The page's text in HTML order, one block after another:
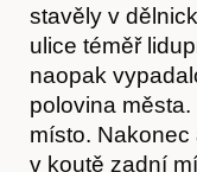
stavěly v
ulice téměř
naopak
polovina
místo. Nakonec
v koutě zadní